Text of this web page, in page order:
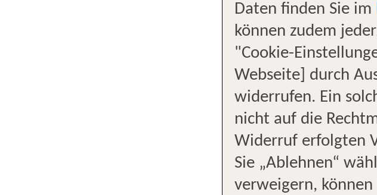
Daten finden Sie im
können zudem
"Cookie-
Webseite] durch
widerrufen. Ein
nicht auf die
Widerruf erfolgten
Sie „Ablehnen“
verweigern,